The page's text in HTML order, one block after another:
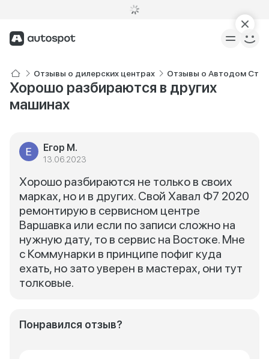
Отзывы о дилерских центрах Отзывы о Автодом
Хорошо разбираются в других
машинах
Егор М.
13.06.2023
Хорошо разбираются не только в своих
марках, но и в других. Свой Хавал Ф7 2020
ремонтирую в сервисном центре
Варшавка или если по записи сложно на
нужную дату, то в сервис на Востоке. Мне
с Коммунарки в принципе пофиг куда
ехать, но зато уверен в мастерах, они тут
толковые.
Понравился отзыв?